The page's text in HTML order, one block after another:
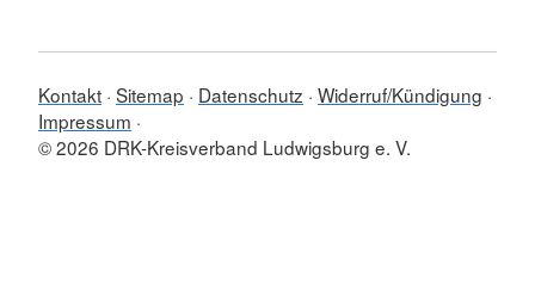
Kontakt Sitemap Datenschutz Widerruf/Kündigung
Impressum
© 2026 DRK-Kreisverband Ludwigsburg e. V.